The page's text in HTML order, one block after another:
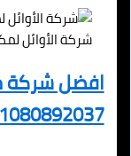
شركة الأوائل لمكافحة
افضل شركة